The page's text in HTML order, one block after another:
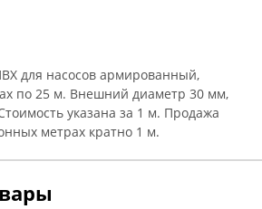
для насосов армированный,
по 25 м. Внешний диаметр 30 мм,
указана за 1 м. Продажа
метрах кратно 1 м.